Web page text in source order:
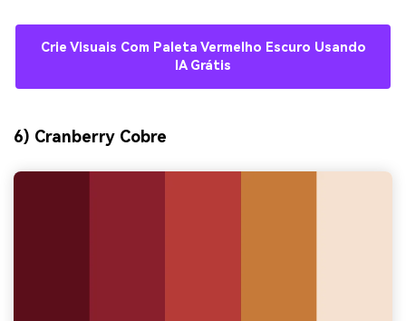
Crie Visuais Com Paleta Vermelho Escuro Usando
IA Grátis
6) Cranberry Cobre